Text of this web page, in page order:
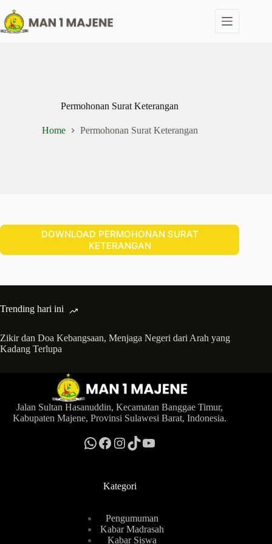
to
content
Permohonan Surat Keterangan
Home Permohonan Surat Keterangan
DOWNLOAD PERMOHONAN SURAT
KETERANGAN
Trending hari ini
Zikir dan Doa Kebangsaan, Menjaga Negeri dari Arah yang
Kadang Terlupa
Jalan Sultan Hasanuddin, Kecamatan Banggae Timur,
Kabupaten Majene, Provinsi Sulawesi Barat, Indonesia.
WhatsApp
MAN 1 Majene NewsInstagram
TikTok
YouTube
Kategori
Pengumuman
Kabar Madrasah
Kabar Siswa